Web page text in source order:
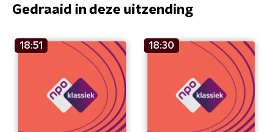
Gedraaid in deze uitzending
18:51 18:30